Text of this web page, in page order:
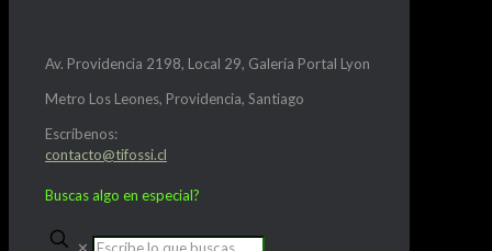
Av. Providencia 2198, Local 29, Galería Portal Lyon
Metro Los Leones, Providencia, Santiago
Escríbenos:
contacto@tifossi.cl
Buscas algo en especial?